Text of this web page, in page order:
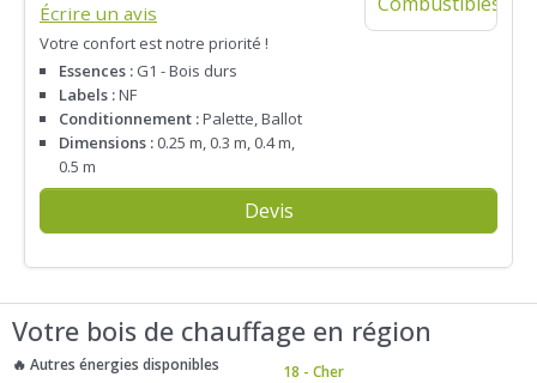
Écrire un avis
Votre confort est notre priorité !
Essences : G1 - Bois durs
Labels :NF
Conditionnement :Palette, Ballot
Dimensions : 0.25 m, 0.3 m, 0.4 m,
0.5 m
Devis
Votre bois de chauffage en région
🔥 Autres énergies disponibles
18 - Cher